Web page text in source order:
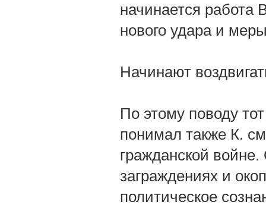
начинается работа
нового удара и
Начинают
По этому поводу
понимал также К.
гражданской
заграждениях и
политическое